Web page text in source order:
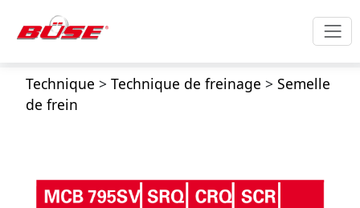
Technique > Technique de freinage > Semelle
de frein